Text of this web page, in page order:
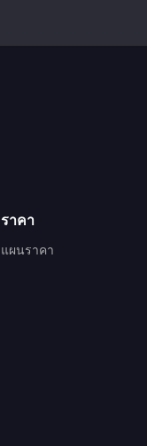
ราคา
แผนราคา